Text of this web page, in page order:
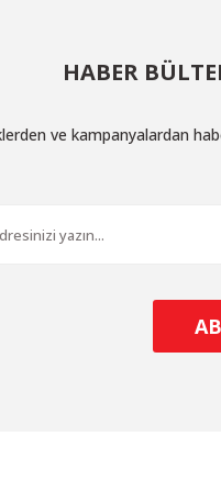
HABER
ve kampanyalardan